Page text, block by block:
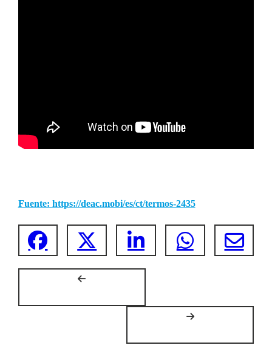
Fuente: https://deac.mobi/es/ct/termos-2435